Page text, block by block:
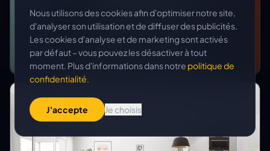
STIFTUNG HABITAT
Umbau MFH Sperrstrasse
Nous utilisons des cookies afin d'optimiser notre site,
d'analyser son utilisation et de diffuser des publicités.
Les cookies d'analyse et de marketing sont activés
par défaut – vous pouvez les désactiver à tout
moment. Plus d'informations dans notre politique de
confidentialité.
J'accepte Je choisis